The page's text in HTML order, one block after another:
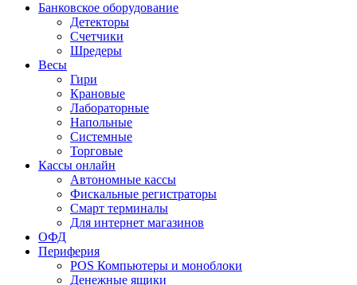
Банковское оборудование
Детекторы
Счетчики
Шредеры
Весы
Гири
Крановые
Лабораторные
Напольные
Системные
Торговые
Кассы онлайн
Автономные кассы
Фискальные регистраторы
Смарт терминалы
Для интернет магазинов
ОФД
Периферия
POS Компьютеры и моноблоки
Денежные ящики